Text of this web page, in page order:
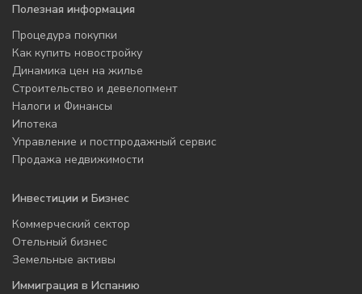
Полезная информация
Процедура покупки
Как купить новостройку
Динамика цен на жилье
Строительство и девелопмент
Налоги и Финансы
Ипотека
Управление и постпродажный сервис
Продажа недвижимости
Инвестиции и Бизнес
Коммерческий сектор
Отельный бизнес
Земельные активы
Иммиграция в Испанию